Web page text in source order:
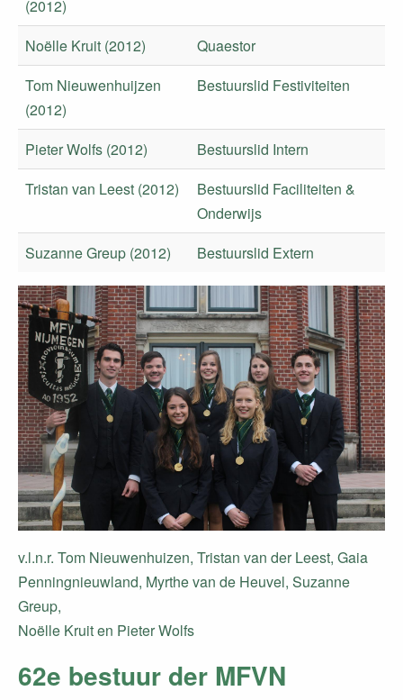
(2012)
Noëlle Kruit (2012)
Quaestor
Tom Nieuwenhuijzen
(2012)
Bestuurslid Festiviteiten
Pieter Wolfs (2012)
Bestuurslid Intern
Tristan van Leest (2012)
Bestuurslid Faciliteiten &
Onderwijs
Suzanne Greup (2012)
Bestuurslid Extern
v.l.n.r. Tom Nieuwenhuizen, Tristan van der Leest, Gaia
Penningnieuwland, Myrthe van de Heuvel, Suzanne
Greup,
​Noëlle Kruit en Pieter Wolfs
62e bestuur der MFVN